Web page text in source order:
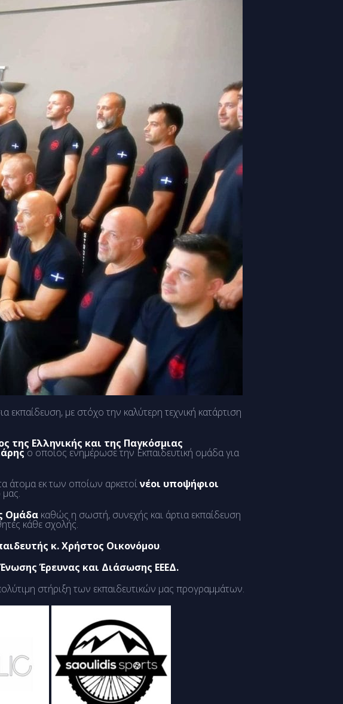
εκπαίδευση, με στόχο την καλύτερη τεχνική κατάρτιση
της Ελληνικής και της Παγκόσμιας
ο οποίος ενημέρωσε την Εκπαιδευτική ομάδα για
άτομα εκ των οποίων αρκετοίνέοι υποψήφιοι
Ομάδα καθώς η σωστή, συνεχής και άρτια εκπαίδευση
κάθε σχολής.
κ. Χρήστος Οικονόμου.
Έρευνας και Διάσωσης ΕΕΕΔ.
στήριξη των εκπαιδευτικών μας προγραμμάτων.